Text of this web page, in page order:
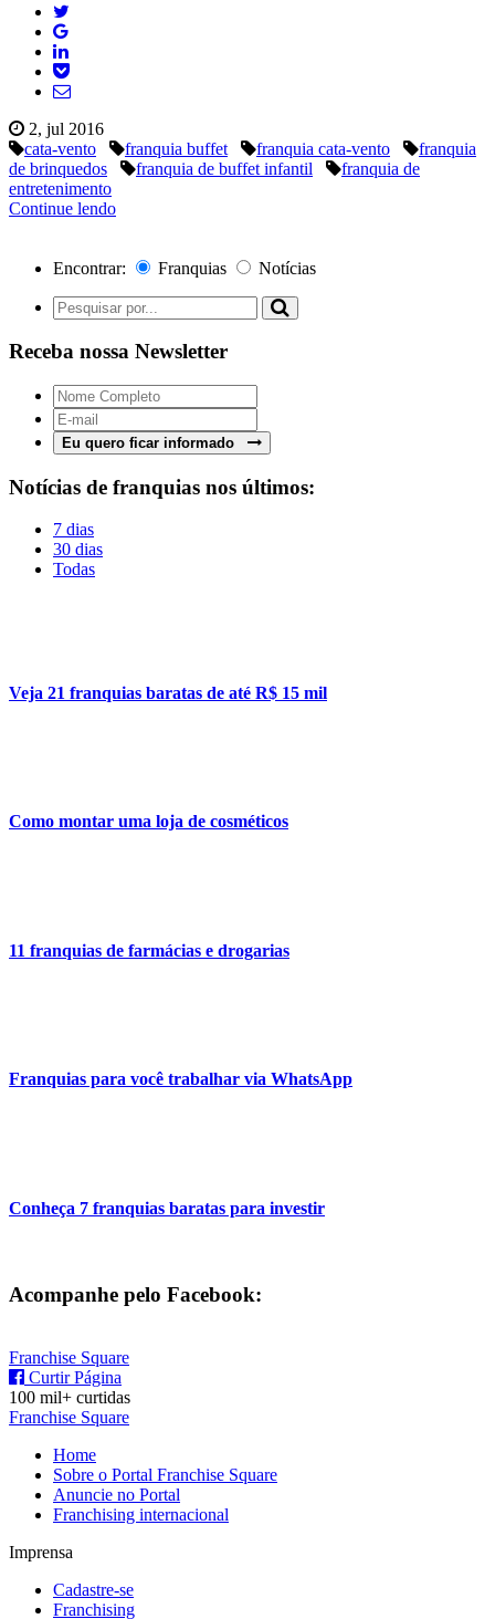
2, jul 2016
cata-vento
franquia buffet franquia cata-vento
franquia
de brinquedos
franquia de buffet infantil
franquia de
entretenimento
Continue lendo
Encontrar: Franquias Notícias
Receba nossa Newsletter
Eu quero ficar informado
Notícias de franquias nos últimos:
7 dias
30 dias
Todas
Veja 21 franquias baratas de até R$ 15 mil
Como montar uma loja de cosméticos
11 franquias de farmácias e drogarias
Franquias para você trabalhar via WhatsApp
Conheça 7 franquias baratas para investir
Acompanhe pelo Facebook:
Franchise Square
Curtir Página
100 mil+ curtidas
Franchise Square
Home
Sobre o Portal Franchise Square
Anuncie no Portal
Franchising internacional
Imprensa
Cadastre-se
Franchising